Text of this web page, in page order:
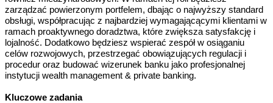
zarządzać powierzonym portfelem, dbając o najwyższy standard
obsługi, współpracując z najbardziej wymagającącymi klientami w
ramach proaktywnego doradztwa, które zwiększa satysfakcję i
lojalność. Dodatkowo będziesz wspierać zespół w osiąganiu
celów rozwojowych, przestrzegać obowiązujących regulacji i
procedur oraz budować wizerunek banku jako profesjonalnej
instytucji wealth management & private banking.
Kluczowe zadania